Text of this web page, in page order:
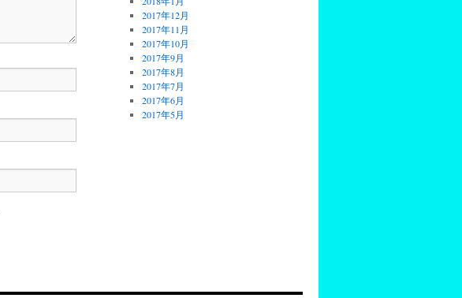
2017年12月
2017年11月
2017年10月
2017年9月
2017年8月
2017年7月
2017年6月
2017年5月